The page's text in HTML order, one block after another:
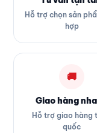
Hỗ trợ chọn sản
hợp
🚚
Giao hàng
Hỗ trợ giao hàng
quốc